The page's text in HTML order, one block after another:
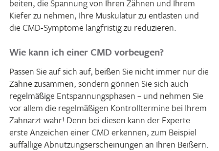
beiten, die Span­nung von Ihren Zähnen und Ihrem
Kiefer zu nehmen, Ihre Musku­latur zu entlasten und
die CMD-Symptome lang­fristig zu reduzieren.
Wie kann ich einer CMD vorbeugen?
Passen Sie auf sich auf, beißen Sie nicht immer nur die
Zähne zusammen, sondern gönnen Sie sich auch
regel­mä­ßige Entspan­nungs­phasen – und nehmen Sie
vor allem die regel­mä­ßigen Kontroll­ter­mine bei Ihrem
Zahn­arzt wahr! Denn bei diesen kann der Experte
erste Anzei­chen einer CMD erkennen, zum Beispiel
auffäl­lige Abnut­zungs­er­schei­nungen an Ihren Beißern.